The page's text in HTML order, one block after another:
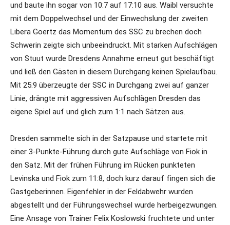
und baute ihn sogar von 10:7 auf 17:10 aus. Waibl versuchte
mit dem Doppelwechsel und der Einwechslung der zweiten
Libera Goertz das Momentum des SSC zu brechen doch
Schwerin zeigte sich unbeeindruckt. Mit starken Aufschlägen
von Stuut wurde Dresdens Annahme erneut gut beschäftigt
und ließ den Gästen in diesem Durchgang keinen Spielaufbau.
Mit 25:9 überzeugte der SSC in Durchgang zwei auf ganzer
Linie, drängte mit aggressiven Aufschlägen Dresden das
eigene Spiel auf und glich zum 1:1 nach Sätzen aus.
Dresden sammelte sich in der Satzpause und startete mit
einer 3-Punkte-Führung durch gute Aufschläge von Fiok in
den Satz. Mit der frühen Führung im Rücken punkteten
Levinska und Fiok zum 11:8, doch kurz darauf fingen sich die
Gastgeberinnen. Eigenfehler in der Feldabwehr wurden
abgestellt und der Führungswechsel wurde herbeigezwungen.
Eine Ansage von Trainer Felix Koslowski fruchtete und unter